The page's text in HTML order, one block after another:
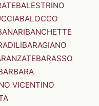
BALESTRINO
BALOCCO
BANCHETTE
BARAGIANO
BARASSO
VICENTINO